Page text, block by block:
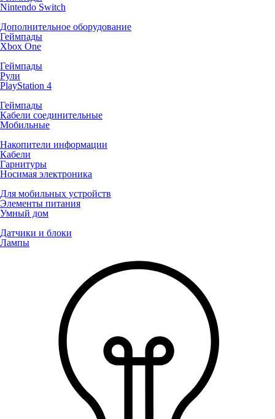
Nintendo Switch
Дополнительное оборудование
Геймпады
Xbox One
Геймпады
Рули
PlayStation 4
Геймпады
Кабели соединительные
Мобильные
Накопители информации
Кабели
Гарнитуры
Носимая электроника
Для мобильных устройств
Элементы питания
Умный дом
Датчики и блоки
Лампы